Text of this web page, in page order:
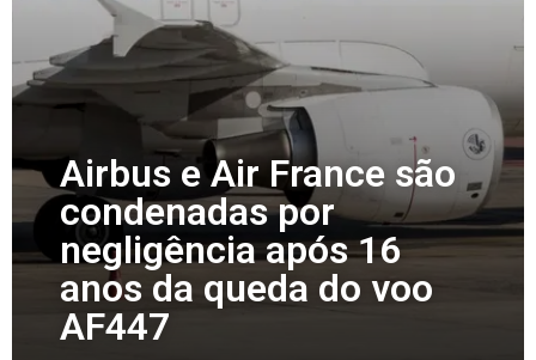
Airbus e Air France são
condenadas por
negligência após 16
anos da queda do voo
AF447